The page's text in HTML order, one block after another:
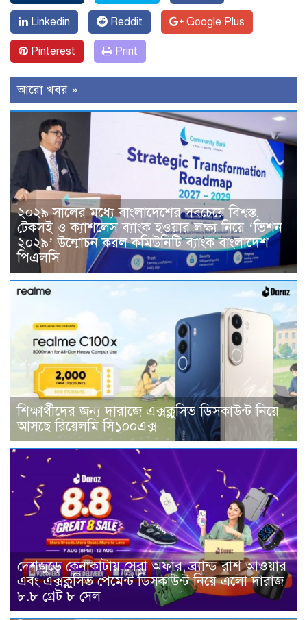
Linkedin Reddit Google Plus
Pinterest Print
আরো খবর »
২০২৯ সালের মধ্যে বাংলাদেশের সবচেয়ে বিশ্বস্ত,
টেকসই ও ক্যাশলেস ব্যাংক হওয়ার লক্ষ্য নিয়ে ‘ভিশন
২০২৯’ উন্মোচন করল কমিউনিটি ব্যাংক বাংলাদেশ
পিএলসি
শিক্ষার্থীদের জন্য দারাজে এক্সক্লুসিভ ডিসকাউন্ট নিয়ে
আসছে রিয়েলমি সি১০০এক্স
দেশজুড়ে কেনাকাটায় সেরা অফার, ব্র্যান্ড রাশ আওয়ার
এবং এক্সক্লুসিভ পেমেন্ট ডিসকাউন্ট নিয়ে এলো দারাজ
৮.৮ গ্রেট ৮ সেল